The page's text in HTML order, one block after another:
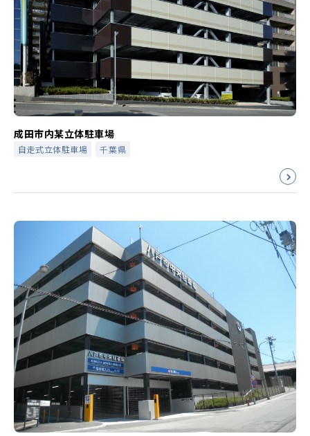
成田市内某立体駐車場
自走式立体駐車場 千葉県